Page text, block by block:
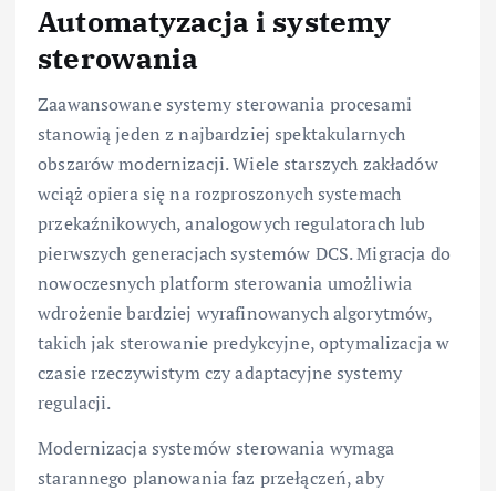
Automatyzacja i systemy
sterowania
Zaawansowane systemy sterowania procesami
stanowią jeden z najbardziej spektakularnych
obszarów modernizacji. Wiele starszych zakładów
wciąż opiera się na rozproszonych systemach
przekaźnikowych, analogowych regulatorach lub
pierwszych generacjach systemów DCS. Migracja do
nowoczesnych platform sterowania umożliwia
wdrożenie bardziej wyrafinowanych algorytmów,
takich jak sterowanie predykcyjne, optymalizacja w
czasie rzeczywistym czy adaptacyjne systemy
regulacji.
Modernizacja systemów sterowania wymaga
starannego planowania faz przełączeń, aby